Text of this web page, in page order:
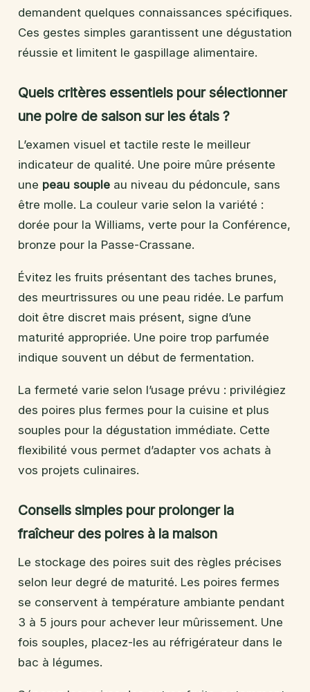
demandent quelques connaissances spécifiques.
Ces gestes simples garantissent une dégustation
réussie et limitent le gaspillage alimentaire.
Quels critères essentiels pour sélectionner
une poire de saison sur les étals ?
L’examen visuel et tactile reste le meilleur
indicateur de qualité. Une poire mûre présente
une peau souple au niveau du pédoncule, sans
être molle. La couleur varie selon la variété :
dorée pour la Williams, verte pour la Conférence,
bronze pour la Passe-Crassane.
Évitez les fruits présentant des taches brunes,
des meurtrissures ou une peau ridée. Le parfum
doit être discret mais présent, signe d’une
maturité appropriée. Une poire trop parfumée
indique souvent un début de fermentation.
La fermeté varie selon l’usage prévu : privilégiez
des poires plus fermes pour la cuisine et plus
souples pour la dégustation immédiate. Cette
flexibilité vous permet d’adapter vos achats à
vos projets culinaires.
Conseils simples pour prolonger la
fraîcheur des poires à la maison
Le stockage des poires suit des règles précises
selon leur degré de maturité. Les poires fermes
se conservent à température ambiante pendant
3 à 5 jours pour achever leur mûrissement. Une
fois souples, placez-les au réfrigérateur dans le
bac à légumes.